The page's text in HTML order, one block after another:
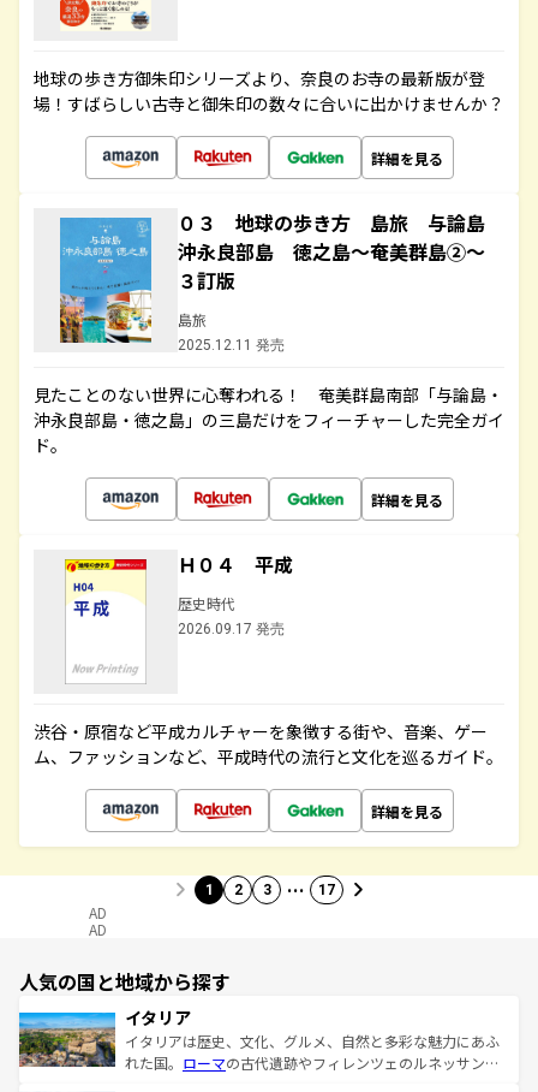
地球の歩き方御朱印シリーズより、奈良のお寺の最新版が登
場！すばらしい古寺と御朱印の数々に合いに出かけませんか？
詳細を見る
０３ 地球の歩き方 島旅 与論島
沖永良部島 徳之島～奄美群島②～
３訂版
島旅
2025.12.11 発売
見たことのない世界に心奪われる！ 奄美群島南部「与論島・
沖永良部島・徳之島」の三島だけをフィーチャーした完全ガイ
ド。
詳細を見る
Ｈ０４ 平成
歴史時代
2026.09.17 発売
渋谷・原宿など平成カルチャーを象徴する街や、音楽、ゲー
ム、ファッションなど、平成時代の流行と文化を巡るガイド。
詳細を見る
1 2 3 … 17
AD
AD
人気の国と地域から探す
イタリア
イタリアは歴史、文化、グルメ、自然と多彩な魅力にあふ
れた国。 ローマの古代遺跡やフィレンツェのルネッサンス